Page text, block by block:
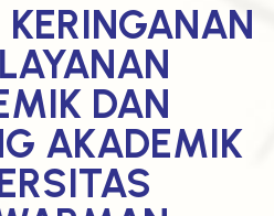
DAN
AKADEMIK